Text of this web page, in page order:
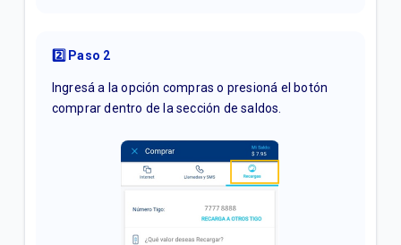
2️⃣ Paso 2
Ingresá a la opción compras o presioná el botón
comprar dentro de la sección de saldos.